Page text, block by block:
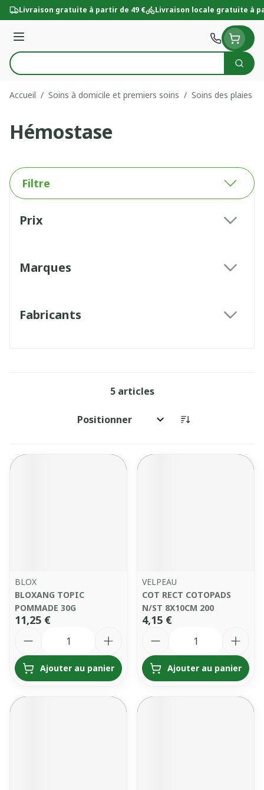
Aller au contenu
Livraison gratuite à partir de 49 € Livraison locale gratuite à
Menu
Rechercher
Accueil / Soins à domicile et premiers soins / Soins des plaies
Hémostase
Filtre
Prix
Marques
Fabricants
5articles
Trier par:
BLOX
BLOXANG TOPIC
POMMADE 30G
11,25 €
Ajouter au panier
VELPEAU
COT RECT COTOPADS
N/ST 8X10CM 200
4,15 €
Ajouter au panier